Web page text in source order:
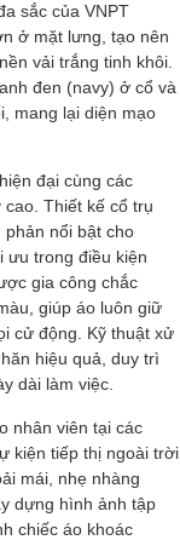
sắc của VNPT
ở mặt lưng, tạo nên
vải trắng tinh khôi.
đen (navy) ở cổ và
mang lại diện mạo
đại cùng các
Thiết kế cổ trụ
nổi bật cho
ưu trong điều kiện
gia công chắc
giúp áo luôn giữ
cử động. Kỹ thuật xử
hiệu quả, duy trì
dài làm việc.
nhân viên tại các
kiện tiếp thị ngoài trời
mái, nhẹ nhàng
dựng hình ảnh tập
chiếc áo khoác